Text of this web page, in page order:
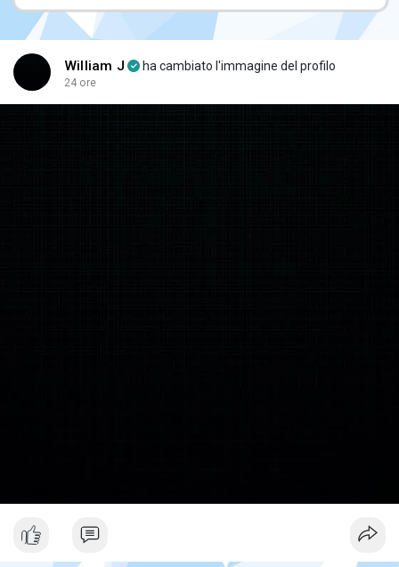
William J ha cambiato l'immagine del profilo
24 ore